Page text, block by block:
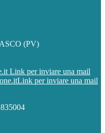
(PV)
Link per inviare una mail
Link per inviare una mail